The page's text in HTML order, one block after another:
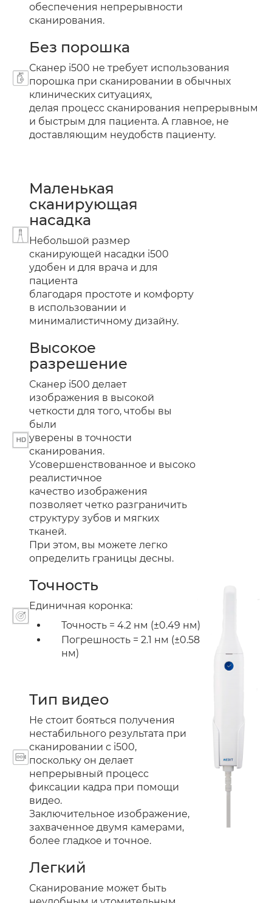
обеспечения непрерывности
сканирования.
Без порошка
Сканер i500 не требует использования
порошка при сканировании в обычных
клинических ситуациях,
делая процесс сканирования непрерывным
и быстрым для пациента. А главное, не
доставляющим неудобств пациенту.
Маленькая
сканирующая
насадка
Небольшой размер
сканирующей насадки i500
удобен и для врача и для
пациента
благодаря простоте и комфорту
в использовании и
минималистичному дизайну.
Высокое
разрешение
Сканер i500 делает
изображения в высокой
четкости для того, чтобы вы
были
уверены в точности
сканирования.
Усовершенствованное и высоко
реалистичное
качество изображения
позволяет четко разграничить
структуру зубов и мягких
тканей.
При этом, вы можете легко
определить границы десны.
Точность
Единичная коронка:
Точность = 4.2 нм (±0.49 нм)
Погрешность = 2.1 нм (±0.58
нм)
Тип видео
Не стоит бояться получения
нестабильного результата при
сканировании с i500,
поскольку он делает
непрерывный процесс
фиксации кадра при помощи
видео.
Заключительное изображение,
захваченное двумя камерами,
более гладкое и точное.
Легкий
Сканирование может быть